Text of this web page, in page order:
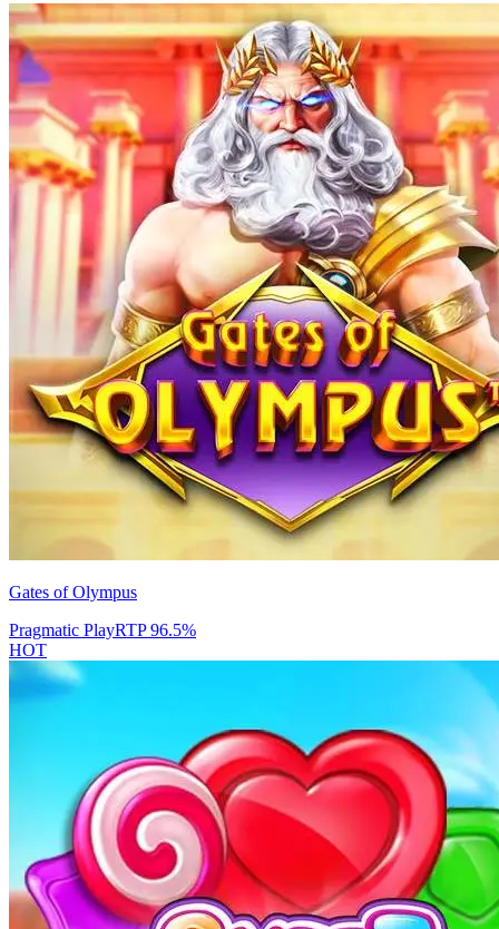
Gates of Olympus
Pragmatic PlayRTP96.5%
HOT